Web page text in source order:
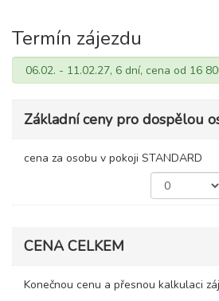
Termín zájezdu
Základní ceny pro dospělou
cena za osobu v pokoji STANDARD
CENA CELKEM
Konečnou cenu a přesnou kalkulaci